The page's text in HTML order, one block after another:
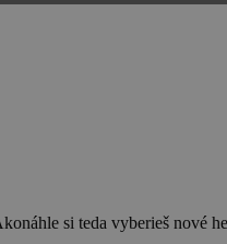
si teda vyberieš nové